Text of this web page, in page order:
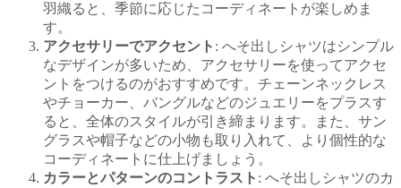
羽織ると、季節に応じたコーディネートが楽しめま
す。
アクセサリーでアクセント : へそ出しシャツはシンプル
なデザインが多いため、アクセサリーを使ってアクセ
ントをつけるのがおすすめです。チェーンネックレス
やチョーカー、バングルなどのジュエリーをプラスす
ると、全体のスタイルが引き締まります。また、サン
グラスや帽子などの小物も取り入れて、より個性的な
コーディネートに仕上げましょう。
カラーとパターンのコントラスト : へそ出しシャツのカ